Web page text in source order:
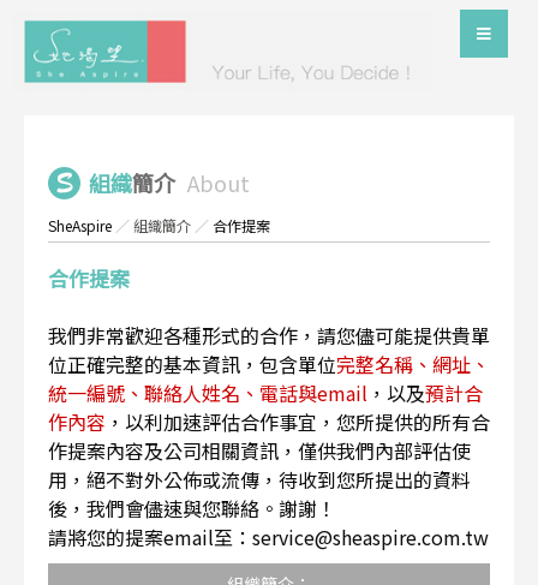
組織簡介 About
SheAspire ／組織簡介 ／ 合作提案
合作提案
我們非常歡迎各種形式的合作，請您儘可能提供貴單
位正確完整的基本資訊，包含單位完整名稱、網址、
統一編號、聯絡人姓名、電話與email ，以及預計合
作內容 ，以利加速評估合作事宜，您所提供的所有合
作提案內容及公司相關資訊，僅供我們內部評估使
用，絕不對外公佈或流傳，待收到您所提出的資料
後，我們會儘速與您聯絡。謝謝！
請將您的提案email至：service@sheaspire.com.tw